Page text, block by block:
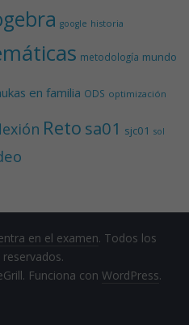
google historia
metodología mundo
en familia ODS optimización
Reto sa01 sjc01 sol
en el examen. Todos los
Funciona conWordPress.